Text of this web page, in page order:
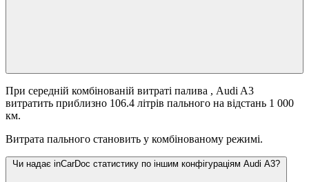
При середній комбінованій витраті палива , Audi A3
витратить приблизно 106.4 літрів пального на відстань 1 000
км.
Витрата пального становить у комбінованому режимі.
Чи надає inCarDoc статистику по іншим конфігураціям Audi A3?